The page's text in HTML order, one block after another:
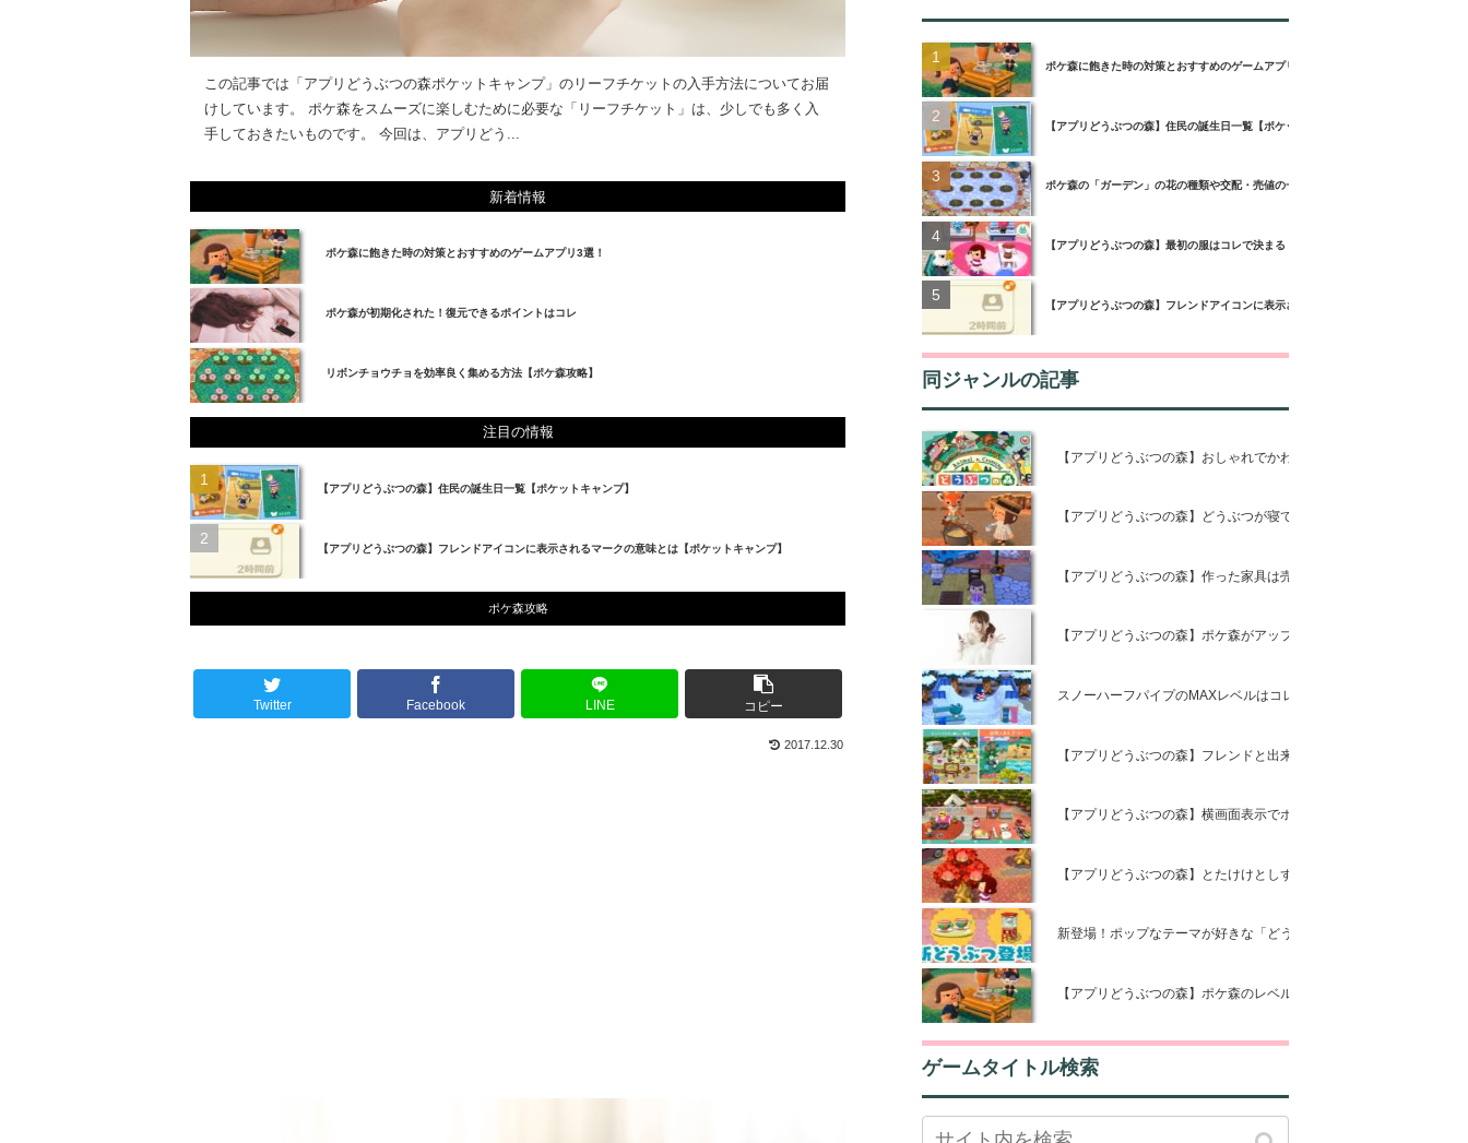
この記事では「アプリどうぶつの森ポケットキャンプ」のリーフチケットの入手方法についてお届
けしています。 ポケ森をスムーズに楽しむために必要な「リーフチケット」は、少しでも多く入
手しておきたいものです。 今回は、アプリどう...
新着情報
ポケ森に飽きた時の対策とおすすめのゲームアプリ3選！
ポケ森が初期化された！復元できるポイントはコレ
リボンチョウチョを効率良く集める方法【ポケ森攻略】
注目の情報
【アプリどうぶつの森】住民の誕生日一覧【ポケットキャンプ】
【アプリどうぶつの森】フレンドアイコンに表示されるマークの意味とは【ポケットキャンプ】
ポケ森攻略
Twitter Facebook LINE コピー
2017.12.30
ポケ森に飽きた時の対策とおすすめのゲームアプリ3選！
【アプリどうぶつの森】住民の誕生日一覧【ポケットキャンプ】
ポケ森の「ガーデン」の花の種類や交配・売値の一覧【どうぶつの森ポケットキャン
【アプリどうぶつの森】最初の服はコレで決まる！【ポケットキャンプ】
【アプリどうぶつの森】フレンドアイコンに表示されるマークの意味とは【ポケット
同ジャンルの記事
【アプリどうぶつの森】おしゃれでかわいい衣服の着用画像一覧表
【アプリどうぶつの森】どうぶつが寝ている時のモヤモヤとは【ポ
【アプリどうぶつの森】作った家具は売っても良いの?【ポケットキ
【アプリどうぶつの森】ポケ森がアップデート出来ない時の対策方
スノーハーフパイプのMAXレベルはコレ！【ポケ森攻略】
【アプリどうぶつの森】フレンドと出来ること【ポケットキャンプ】
【アプリどうぶつの森】横画面表示でポケ森が遊べる裏技【ポケッ
【アプリどうぶつの森】とたけけとしずえの最初の質問の攻略情報
新登場！ポップなテーマが好きな「どうぶつ」たち【ポケ森攻略】
【アプリどうぶつの森】ポケ森のレベルを50にするコツとは【ポケ
ゲームタイトル検索